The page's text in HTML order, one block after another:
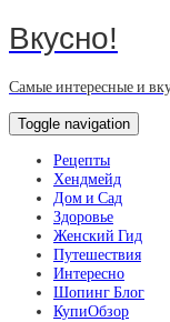
Вкусно!
Самые интересные и
Toggle navigation
Рецепты
Хендмейд
Дом и Сад
Здоровье
Женский Гид
Путешествия
Интересно
Шопинг Блог
КупиОбзор